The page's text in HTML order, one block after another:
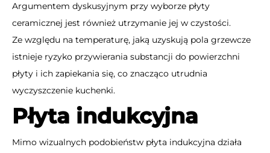
Argumentem dyskusyjnym przy wyborze płyty
ceramicznej jest również utrzymanie jej w czystości.
Ze względu na temperaturę, jaką uzyskują pola grzewcze
istnieje ryzyko przywierania substancji do powierzchni
płyty i ich zapiekania się, co znacząco utrudnia
wyczyszczenie kuchenki.
Płyta indukcyjna
Mimo wizualnych podobieństw płyta indukcyjna działa